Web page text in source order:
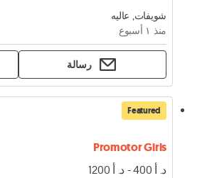
شويفات, عاليه
منذ ١ أسبوع
رسالة
Featured
Promotor Girls
د. أ 400 - د. أ 1200